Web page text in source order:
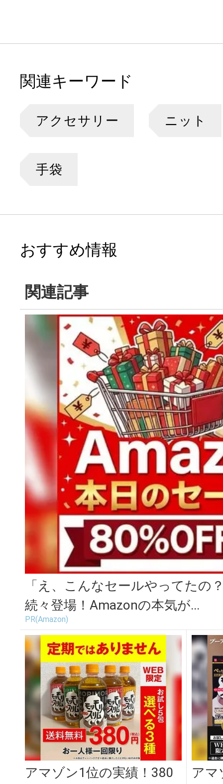
関連キーワード
アクセサリー ニット
手袋
おすすめ情報
関連記事
「え、こんなセールやってたの
続々登場！Amazonの本気が...
PR(Amazon)
アマゾン1位の実績！380 アマ